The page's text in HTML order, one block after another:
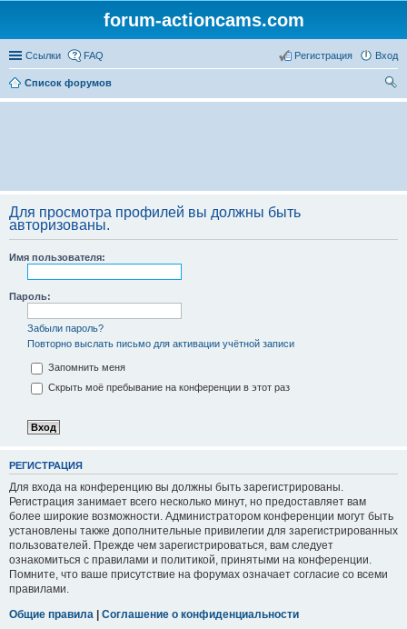
forum-actioncams.com
Ссылки FAQ Вход
Регистрация
Список форумов
ои
Для просмотра профилей вы должны быть
авторизованы.
Имя пользователя:
Пароль:
Забыли пароль?
Повторно выслать письмо для активации учётной записи
Запомнить меня
Скрыть моё пребывание на конференции в этот раз
РЕГИСТРАЦИЯ
Для входа на конференцию вы должны быть зарегистрированы.
Регистрация занимает всего несколько минут, но предоставляет вам
более широкие возможности. Администратором конференции могут быть
установлены также дополнительные привилегии для зарегистрированных
пользователей. Прежде чем зарегистрироваться, вам следует
ознакомиться с правилами и политикой, принятыми на конференции.
Помните, что ваше присутствие на форумах означает согласие со всеми
правилами.
Общие правила | Соглашение о конфиденциальности